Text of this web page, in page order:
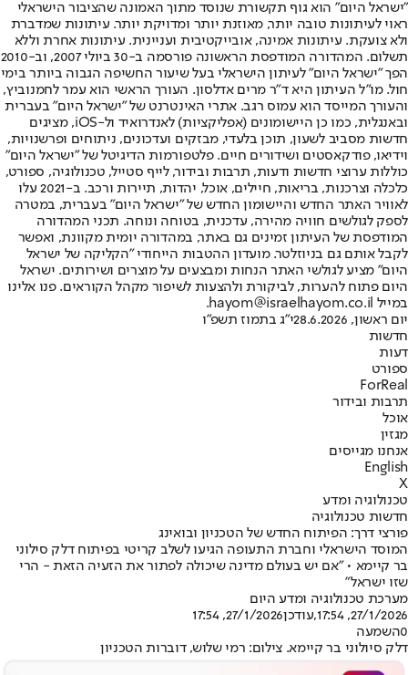
"ישראל היום" הוא גוף תקשורת שנוסד מתוך האמונה שהציבור הישראלי
ראוי לעיתונות טובה יותר, מאוזנת יותר ומדויקת יותר. עיתונות שמדברת
ולא צועקת. עיתונות אמינה, אובייקטיבית ועניינית. עיתונות אחרת וללא
תשלום. המהדורה המודפסת הראשונה פורסמה ב-30 ביולי 2007, וב-2010
הפך "ישראל היום" לעיתון הישראלי בעל שיעור החשיפה הגבוה ביותר בימי
חול. מו"ל העיתון היא ד"ר מרים אדלסון. העורך הראשי הוא עמר לחמנוביץ,
והעורך המייסד הוא עמוס רגב. אתרי האינטרנט של "ישראל היום" בעברית
ובאנגלית, כמו כן היישומונים (אפליקציות) לאנדרואיד ול-iOS, מציגים
חדשות מסביב לשעון, תוכן בלעדי, מבזקים ועדכונים, ניתוחים ופרשנויות,
וידיאו, פודקאסטים ושידורים חיים. פלטפורמות הדיגיטל של "ישראל היום"
כוללות ערוצי חדשות ודעות, תרבות ובידור, לייף סטייל, טכנולוגיה, ספורט,
כלכלה וצרכנות, בריאות, חיילים, אוכל, יהדות, תיירות ורכב. ב-2021 עלו
לאוויר האתר החדש והיישומון החדש של "ישראל היום" בעברית, במטרה
לספק לגולשים חוויה מהירה, עדכנית, בטוחה ונוחה. תכני המהדורה
המודפסת של העיתון זמינים גם באתר, במהדורה יומית מקוונת, ואפשר
לקבל אותם גם בניוזלטר. מועדון ההטבות הייחודי "הקליקה של ישראל
היום" מציע לגולשי האתר הנחות ומבצעים על מוצרים ושירותים. ישראל
היום פתוח להערות, לביקורת ולהצעות לשיפור מקהל הקוראים. פנו אלינו
במייל hayom@israelhayom.co.il.
יום ראשון, 28.6.2026
י"ג בתמוז תשפ"ו
חדשות
דעות
ספורט
ForReal
תרבות ובידור
אוכל
מגזין
אנחנו מגייסים
English
X
טכנולוגיה ומדע
חדשות טכנולוגיה
פורצי דרך: הפיתוח החדש של הטכניון ובואינג
המוסד הישראלי וחברת התעופה הגיעו לשלב קריטי בפיתוח דלק סילוני
בר קיימא • "אם יש בעולם מדינה שיכולה לפתור את הזעיה הזאת - הרי
שזו ישראל"
מערכת טכנולוגיה ומדע היום
27/1/2026, 17:54
,עודכן27/1/2026, 17:54
0השמעה
דלק סיולוני בר קיימא. צילום: רמי שלוש, דוברות הטכניון